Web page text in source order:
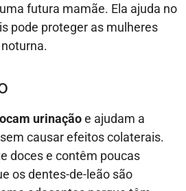
futura mamãe. Ela ajuda no
pode proteger as mulheres
urinaçãoe ajudam a
causar efeitos colaterais.
doces e contêm poucas
os dentes-de-leão são